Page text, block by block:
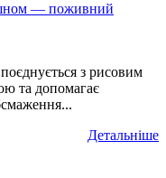
— поживний
з рисовим
та допомагає
Детальніше